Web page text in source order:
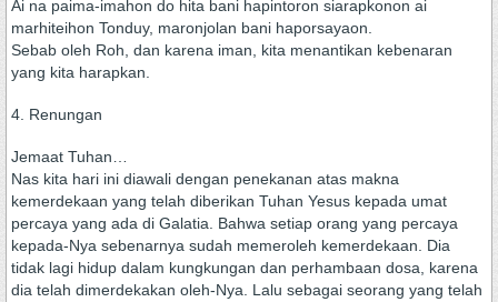
Ai na paima-imahon do hita bani hapintoron siarapkonon ai
marhiteihon Tonduy, maronjolan bani haporsayaon.
Sebab oleh Roh, dan karena iman, kita menantikan kebenaran
yang kita harapkan.
4. Renungan
Jemaat Tuhan…
Nas kita hari ini diawali dengan penekanan atas makna
kemerdekaan yang telah diberikan Tuhan Yesus kepada umat
percaya yang ada di Galatia. Bahwa setiap orang yang percaya
kepada-Nya sebenarnya sudah memeroleh kemerdekaan. Dia
tidak lagi hidup dalam kungkungan dan perhambaan dosa, karena
dia telah dimerdekakan oleh-Nya. Lalu sebagai seorang yang telah